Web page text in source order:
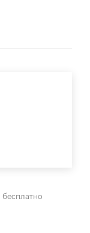
бесплатно